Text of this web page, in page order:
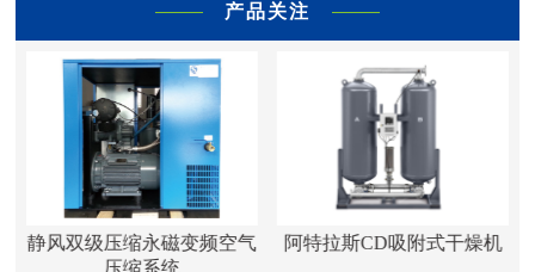
产品关注
静风双级压缩永磁变频空气
压缩系统
阿特拉斯CD吸附式干燥机